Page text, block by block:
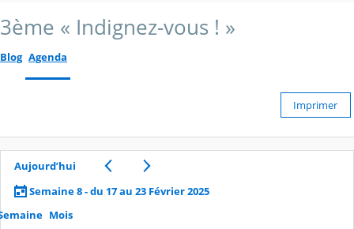
3ème « Indignez-vous ! »
Blog Agenda
Imprimer
Aujourd’hui
Semaine 8 - du 17 au 23 Février 2025
Mois